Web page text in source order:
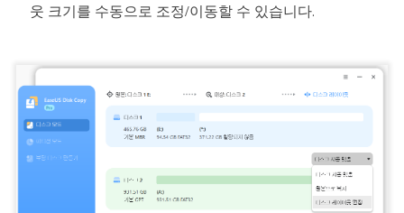
웃 크기를 수동으로 조정/이동할 수 있습니다.